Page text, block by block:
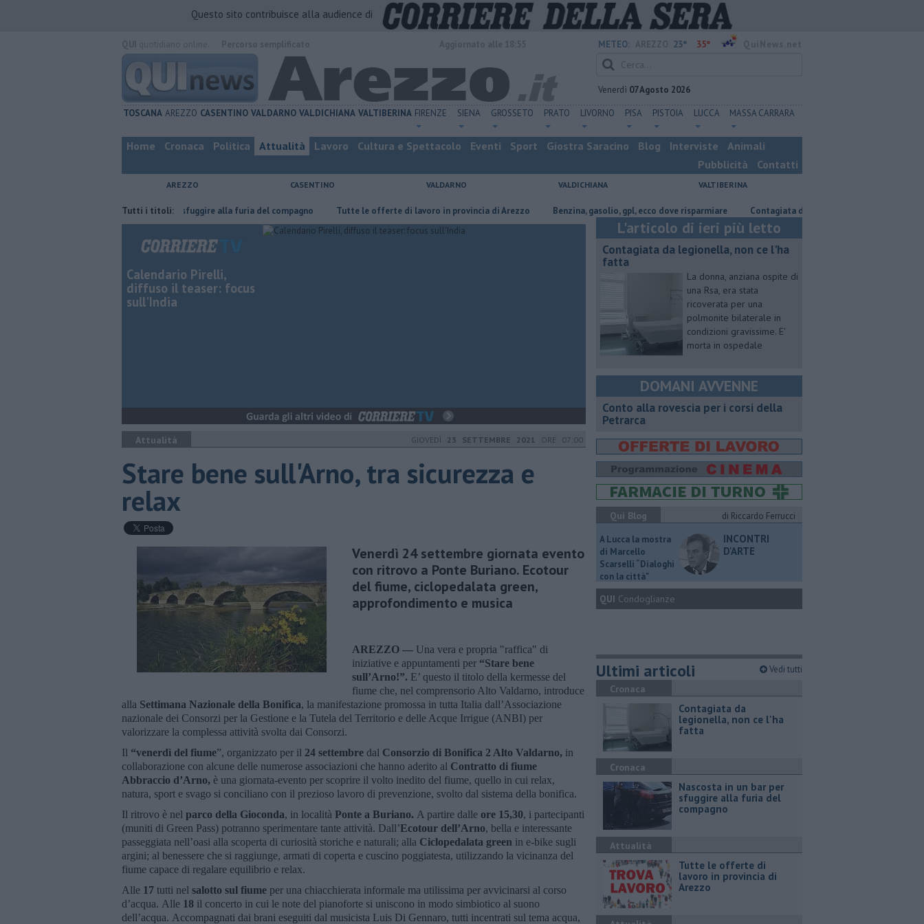
Questo sito contribuisce alla audience di
METEO: 23° 35°
Venerdì 07 Agosto 2026
TOSCANA AREZZO CASENTINO VALDARNO VALDICHIANA VALTIBERINA FIRENZE SIENA GROSSETO PRATO LIVORNO PISA PISTOIA LUCCA MASSA CARRARA
Home Cronaca Politica Attualità Lavoro Cultura e Spettacolo Eventi Sport Giostra Saracino Blog Interviste
Animali
Pubblicità
Contatti
AREZZO CASENTINO VALDARNO VALDICHIANA VALTIBERINA
Tutti i titoli:
Nascosta in un bar per sfuggire alla furia del compagno ​Tutte le offerte di lavoro in provincia di Arezzo ​Benzina, gasolio, gpl, ecco dove risparmiare Contagiata da legionella, non ce l'ha fatta
Calendario Pirelli,
diffuso il teaser: focus
sull'India
Attualità GIOVEDÌ 23 SETTEMBRE 2021 ORE 07:00
Stare bene sull'Arno, tra sicurezza e
relax
Venerdì 24 settembre giornata evento
con ritrovo a Ponte Buriano. Ecotour
del fiume, ciclopedalata green,
approfondimento e musica
AREZZO — Una vera e propria "raffica" di
iniziative e appuntamenti per “Stare bene
sull’Arno!”. E’ questo il titolo della kermesse del
fiume che, nel comprensorio Alto Valdarno, introduce
alla Settimana Nazionale della Bonifica, la manifestazione promossa in tutta Italia dall’Associazione
nazionale dei Consorzi per la Gestione e la Tutela del Territorio e delle Acque Irrigue (ANBI) per
valorizzare la complessa attività svolta dai Consorzi.
Il “venerdì del fiume”, organizzato per il 24 settembre dal Consorzio di Bonifica 2 Alto Valdarno, in
collaborazione con alcune delle numerose associazioni che hanno aderito al Contratto di fiume
Abbraccio d’Arno, è una giornata-evento per scoprire il volto inedito del fiume, quello in cui relax,
natura, sport e svago si conciliano con il prezioso lavoro di prevenzione, svolto dal sistema della bonifica.
Il ritrovo è nel parco della Gioconda, in località Ponte a Buriano. A partire dalle ore 15,30, i partecipanti
(muniti di Green Pass) potranno sperimentare tante attività. Dall’Ecotour dell’Arno, bella e interessante
passeggiata nell’oasi alla scoperta di curiosità storiche e naturali; alla Ciclopedalata green in e-bike sugli
argini; al benessere che si raggiunge, armati di coperta e cuscino poggiatesta, utilizzando la vicinanza del
fiume capace di regalare equilibrio e relax.
Alle 17 tutti nel salotto sul fiume per una chiacchierata informale ma utilissima per avvicinarsi al corso
d’acqua. Alle 18 il concerto in cui le note del pianoforte si uniscono in modo simbiotico al suono
dell’acqua. Accompagnati dai brani eseguiti dal musicista Luis Di Gennaro, tutti incentrati sul tema acqua,
L'articolo di ieri più letto
Contagiata da legionella, non ce l'ha
fatta
La donna, anziana ospite di
una Rsa, era stata
ricoverata per una
polmonite bilaterale in
condizioni gravissime. E'
morta in ospedale
DOMANI AVVENNE
​Conto alla rovescia per i corsi della
Petrarca
Qui Blog
di Riccardo Ferrucci
A Lucca la mostra
di Marcello
Scarselli “Dialoghi
con la città"
INCONTRI
D'ARTE
QUI Condoglianze
Ultimi articoli Vedi tutti
Cronaca
Contagiata da
legionella, non ce l'ha
fatta
Cronaca
Nascosta in un bar per
sfuggire alla furia del
compagno
Attualità
​Tutte le offerte di
lavoro in provincia di
Arezzo